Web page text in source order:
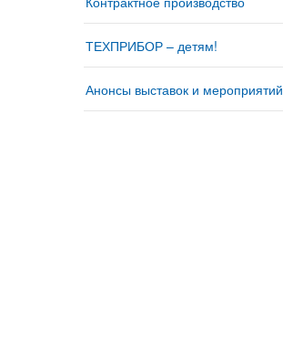
ТЕХПРИБОР – детям!
Анонсы выставок и мероприятий